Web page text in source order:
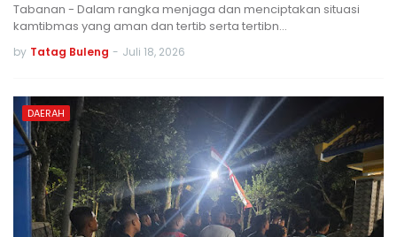
Tabanan - Dalam rangka menjaga dan menciptakan situasi
kamtibmas yang aman dan tertib serta tertibn…
by Tatag Buleng - Juli 18, 2026
DAERAH